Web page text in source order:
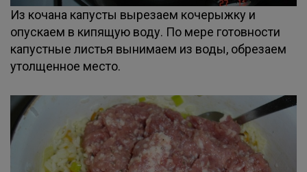
Из кочана капусты вырезаем кочерыжку и
опускаем в кипящую воду. По мере готовности
капустные листья вынимаем из воды, обрезаем
утолщенное место.